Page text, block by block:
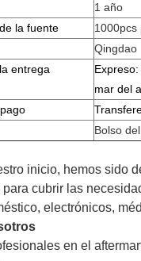
1 año
la fuente
1000pcs
Qingdao
entrega
mar del
Bolso
inicio, hemos sido
cubrir las
electrónicos,
en el